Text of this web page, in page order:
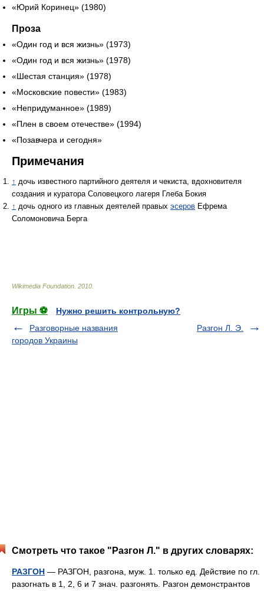
«Юрий Коринец» (1980)
Проза
«Один год и вся жизнь» (1973)
«Один год и вся жизнь» (1978)
«Шестая станция» (1978)
«Московские повести» (1983)
«Непридуманное» (1989)
«Плен в своем отечестве» (1994)
«Позавчера и сегодня»
Примечания
↑ дочь известного партийного деятеля и чекиста, вдохновителя
создания и куратора Соловецкого лагеря Глеба Бокия
↑ дочь одного из главных деятелей правых эсеров Ефрема
Соломоновича Берга
Wikimedia Foundation 2010
Игры ⚽
Нужно решить контрольную?
Разговорные названия
городов Украины
Разгон Л. Э.
Смотреть что такое "Разгон Л." в других словарях:
РАЗГОН — РАЗГОН, разгона, муж. 1. только ед. Действие по гл.
разогнать в 1, 2, 6 и 7 знач. разгонять. Разгон демонстрантов